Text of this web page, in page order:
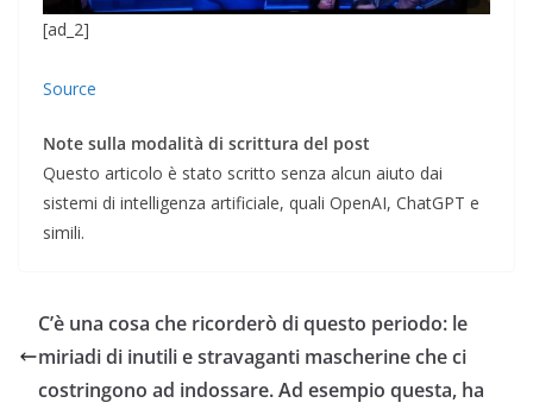
[ad_2]
Source
Note sulla modalità di scrittura del post
Questo articolo è stato scritto senza alcun aiuto dai
sistemi di intelligenza artificiale, quali OpenAI, ChatGPT e
simili.
C’è una cosa che ricorderò di questo periodo: le
miriadi di inutili e stravaganti mascherine che ci
costringono ad indossare. Ad esempio questa, ha